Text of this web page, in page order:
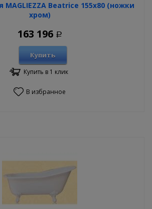
MAGLIEZZA Beatrice 155х80 (ножки
хром)
163 196 Р
Купить
Купить в 1 клик
В избранное